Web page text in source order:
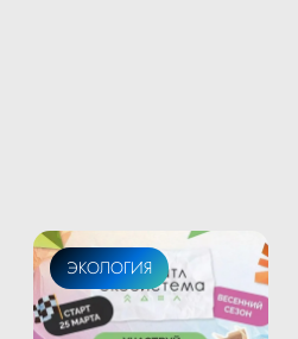
ЭКОЛОГИЯ